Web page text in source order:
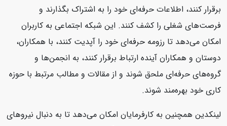
برقرار کنند، اطلاعات حرفه‌ای خود را به اشتراک بگذارند و
فرصت‌های شغلی را کشف کنند. این شبکه اجتماعی به کاربران
امکان می‌دهد تا رزومه حرفه‌ای خود را آپدیت کنند، با همکاران،
دوستان و همکاران آینده ارتباط برقرار کنند، به انجمن‌ها و
گروه‌های حرفه‌ای ملحق شوند و از مقالات و مطالب مرتبط با حوزه
کاری خود بهره‌مند شوند.
لینکدین همچنین به کارفرمایان امکان می‌دهد تا به دنبال نیروهای